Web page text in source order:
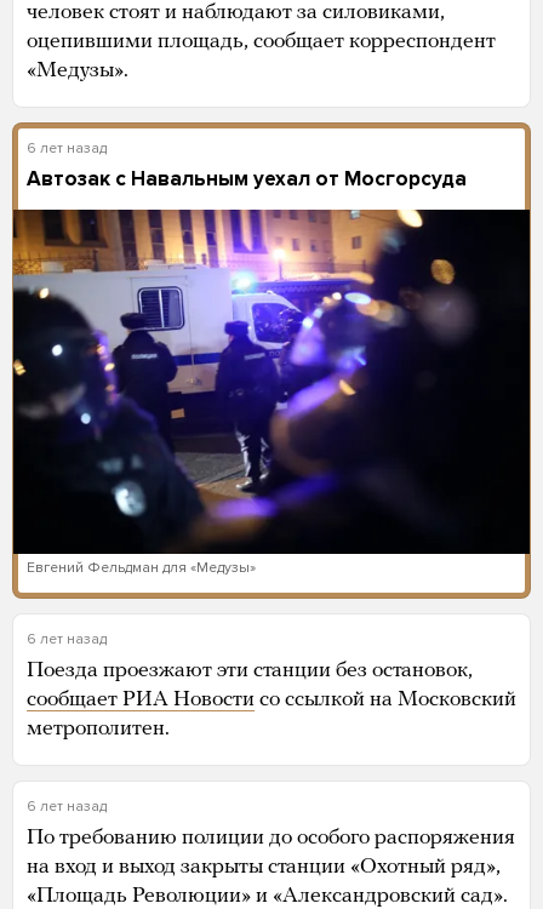
человек стоят и наблюдают за силовиками,
оцепившими площадь, сообщает корреспондент
«Медузы».
6 лет назад
Автозак с Навальным уехал от Мосгорсуда
Евгений Фельдман для «Медузы»
6 лет назад
Поезда проезжают эти станции без остановок,
сообщает РИА Новости со ссылкой на Московский
метрополитен.
6 лет назад
По требованию полиции до особого распоряжения
на вход и выход закрыты станции «Охотный ряд»,
«Площадь Революции» и «Александровский сад».